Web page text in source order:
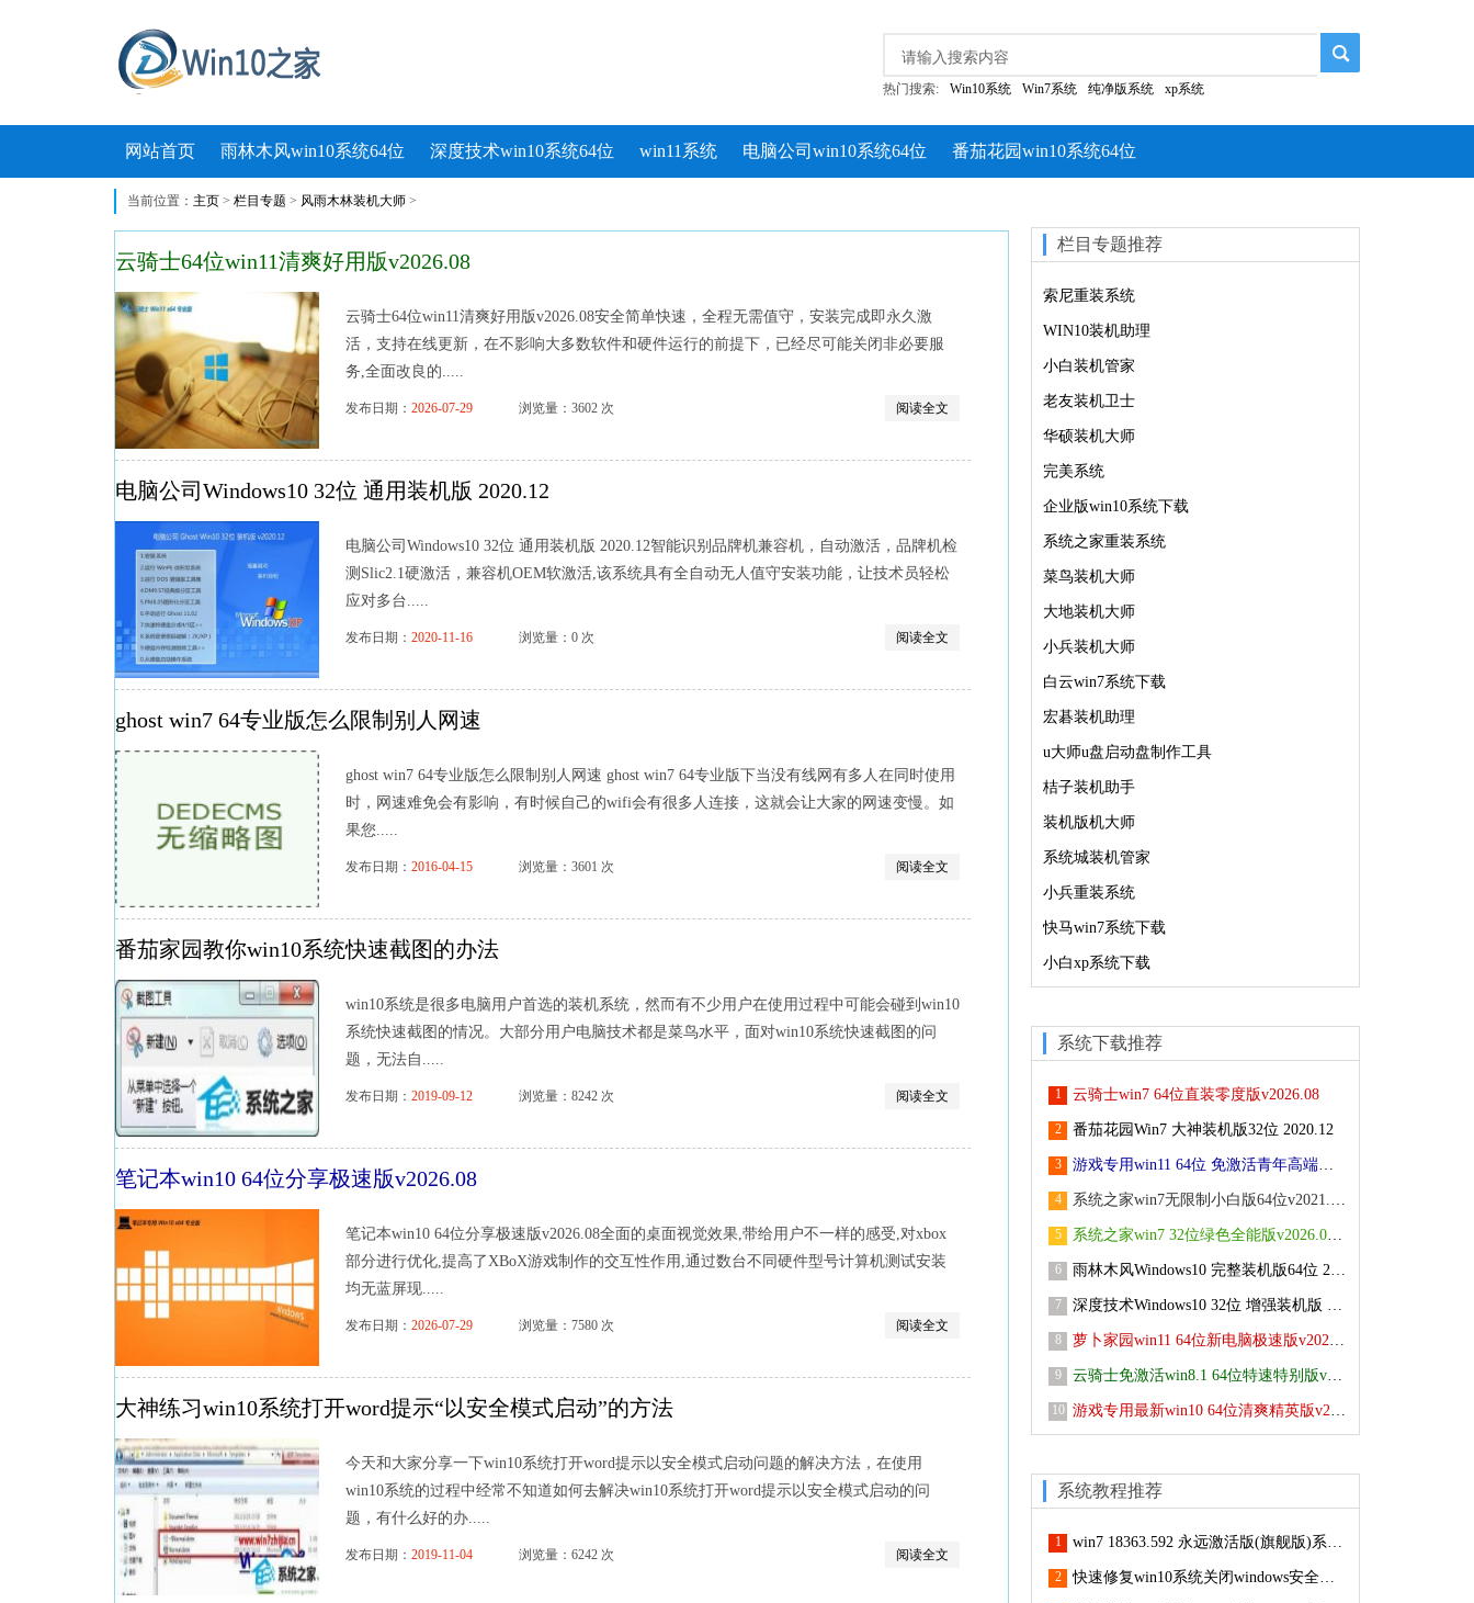
热门搜索: Win10系统 Win7系统 纯净版系统 xp系统
网站首页 雨林木风win10系统64位 深度技术win10系统64位 win11系统 电脑公司win10系统64位 番茄花园win10系统64位
当前位置： 主页 > 栏目专题 > 风雨木林装机大师 >
云骑士64位win11清爽好用版v2026.08
云骑士64位win11清爽好用版v2026.08安全简单快速，全程无需值守，安装完成即永久激
活，支持在线更新，在不影响大多数软件和硬件运行的前提下，已经尽可能关闭非必要服
务,全面改良的.....
发布日期： 2026-07-29 浏览量：3602 次 阅读全文
电脑公司Windows10 32位 通用装机版 2020.12
电脑公司Windows10 32位 通用装机版 2020.12智能识别品牌机兼容机，自动激活，品牌机检
测Slic2.1硬激活，兼容机OEM软激活,该系统具有全自动无人值守安装功能，让技术员轻松
应对多台.....
发布日期： 2020-11-16 浏览量：0 次 阅读全文
ghost win7 64专业版怎么限制别人网速
ghost win7 64专业版怎么限制别人网速 ghost win7 64专业版下当没有线网有多人在同时使用
时，网速难免会有影响，有时候自己的wifi会有很多人连接，这就会让大家的网速变慢。如
果您.....
发布日期： 2016-04-15 浏览量：3601 次 阅读全文
番茄家园教你win10系统快速截图的办法
win10系统是很多电脑用户首选的装机系统，然而有不少用户在使用过程中可能会碰到win10
系统快速截图的情况。大部分用户电脑技术都是菜鸟水平，面对win10系统快速截图的问
题，无法自.....
发布日期： 2019-09-12 浏览量：8242 次 阅读全文
笔记本win10 64位分享极速版v2026.08
笔记本win10 64位分享极速版v2026.08全面的桌面视觉效果,带给用户不一样的感受,对xbox
部分进行优化,提高了XBoX游戏制作的交互性作用,通过数台不同硬件型号计算机测试安装
均无蓝屏现.....
发布日期： 2026-07-29 浏览量：7580 次 阅读全文
大神练习win10系统打开word提示“以安全模式启动”的方法
今天和大家分享一下win10系统打开word提示以安全模式启动问题的解决方法，在使用
win10系统的过程中经常不知道如何去解决win10系统打开word提示以安全模式启动的问
题，有什么好的办.....
发布日期： 2019-11-04 浏览量：6242 次 阅读全文
栏目专题推荐
索尼重装系统
WIN10装机助理
小白装机管家
老友装机卫士
华硕装机大师
完美系统
企业版win10系统下载
系统之家重装系统
菜鸟装机大师
大地装机大师
小兵装机大师
白云win7系统下载
宏碁装机助理
u大师u盘启动盘制作工具
桔子装机助手
装机版机大师
系统城装机管家
小兵重装系统
快马win7系统下载
小白xp系统下载
系统下载推荐
1 云骑士win7 64位直装零度版v2026.08
2 番茄花园Win7 大神装机版32位 2020.12
3 游戏专用win11 64位 免激活青年高端版v2026.08
4 系统之家win7无限制小白版64位v2021.10免激活
5 系统之家win7 32位绿色全能版v2026.08免激活
6 雨林木风Windows10 完整装机版64位 2021.02
7 深度技术Windows10 32位 增强装机版 2021.05
8 萝卜家园win11 64位新电脑极速版v2022.03
9 云骑士免激活win8.1 64位特速特别版v2026.08
10 游戏专用最新win10 64位清爽精英版v2026.08
系统教程推荐
1 win7 18363.592 永远激活版(旗舰版)系统下载
2 快速修复win10系统关闭windows安全中心服务的技巧